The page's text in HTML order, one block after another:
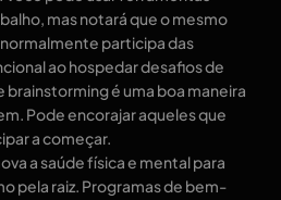
mas notará que o mesmo
participa das
ao hospedar desafios de
brainstorming é uma boa maneira
Pode encorajar aqueles que
a começar.
a saúde física e mental para
pela raiz. Programas de bem-